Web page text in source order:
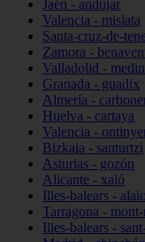
Jaén - andújar
Valencia - mislata
Santa-cruz-de-
Zamora -
Valladolid -
Granada - guadix
Almería -
Huelva - cartaya
Valencia -
Bizkaia - santurtzi
Asturias - gozón
Alicante - xaló
Illes-balears -
Tarragona -
Illes-balears -